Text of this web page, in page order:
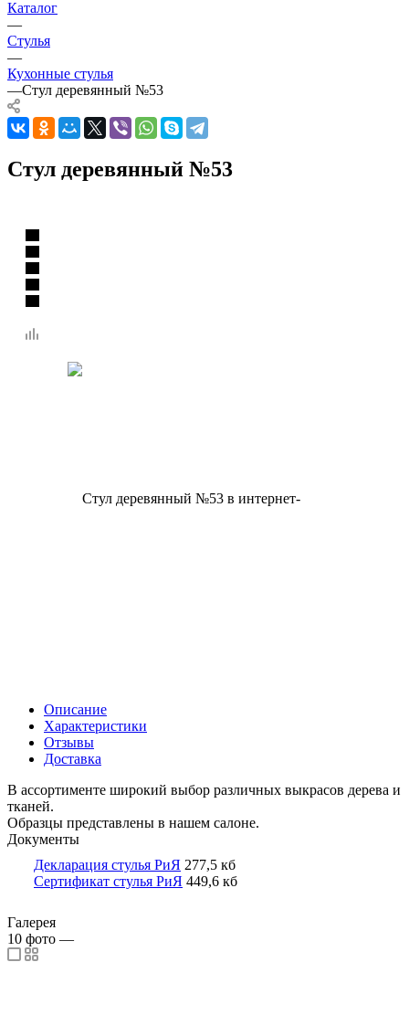
Каталог
—
Стулья
—
Кухонные стулья
—Стул деревянный №53
Стул деревянный №53
Описание
Характеристики
Отзывы
Доставка
В ассортименте широкий выбор различных выкрасов дерева и
тканей.
Образцы представлены в нашем салоне.
Документы
Декларация стулья РиЯ 277,5 кб
Сертификат стулья РиЯ 449,6 кб
Галерея
10 фото —